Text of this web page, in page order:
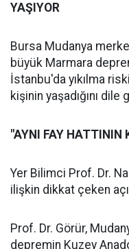
YAŞIYOR
Bursa Mudanya
büyük Marmara
İstanbu'da yıkılma
kişinin yaşadığını dile
"AYNI FAY HATTININ
Yer Bilimci Prof. Dr.
ilişkin dikkat çeken
Prof. Dr. Görür,
depremin Kuzey